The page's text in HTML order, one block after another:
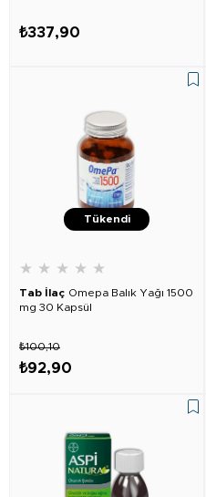
₺337,90
Tükendi
★ ★ ★ ★ ★
Tab İlaç Omepa Balık Yağı 1500
mg 30 Kapsül
₺92,90
₺100,10